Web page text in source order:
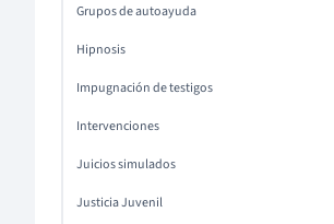
Grupos de autoayuda
Hipnosis
Impugnación de testigos
Intervenciones
Juicios simulados
Justicia Juvenil